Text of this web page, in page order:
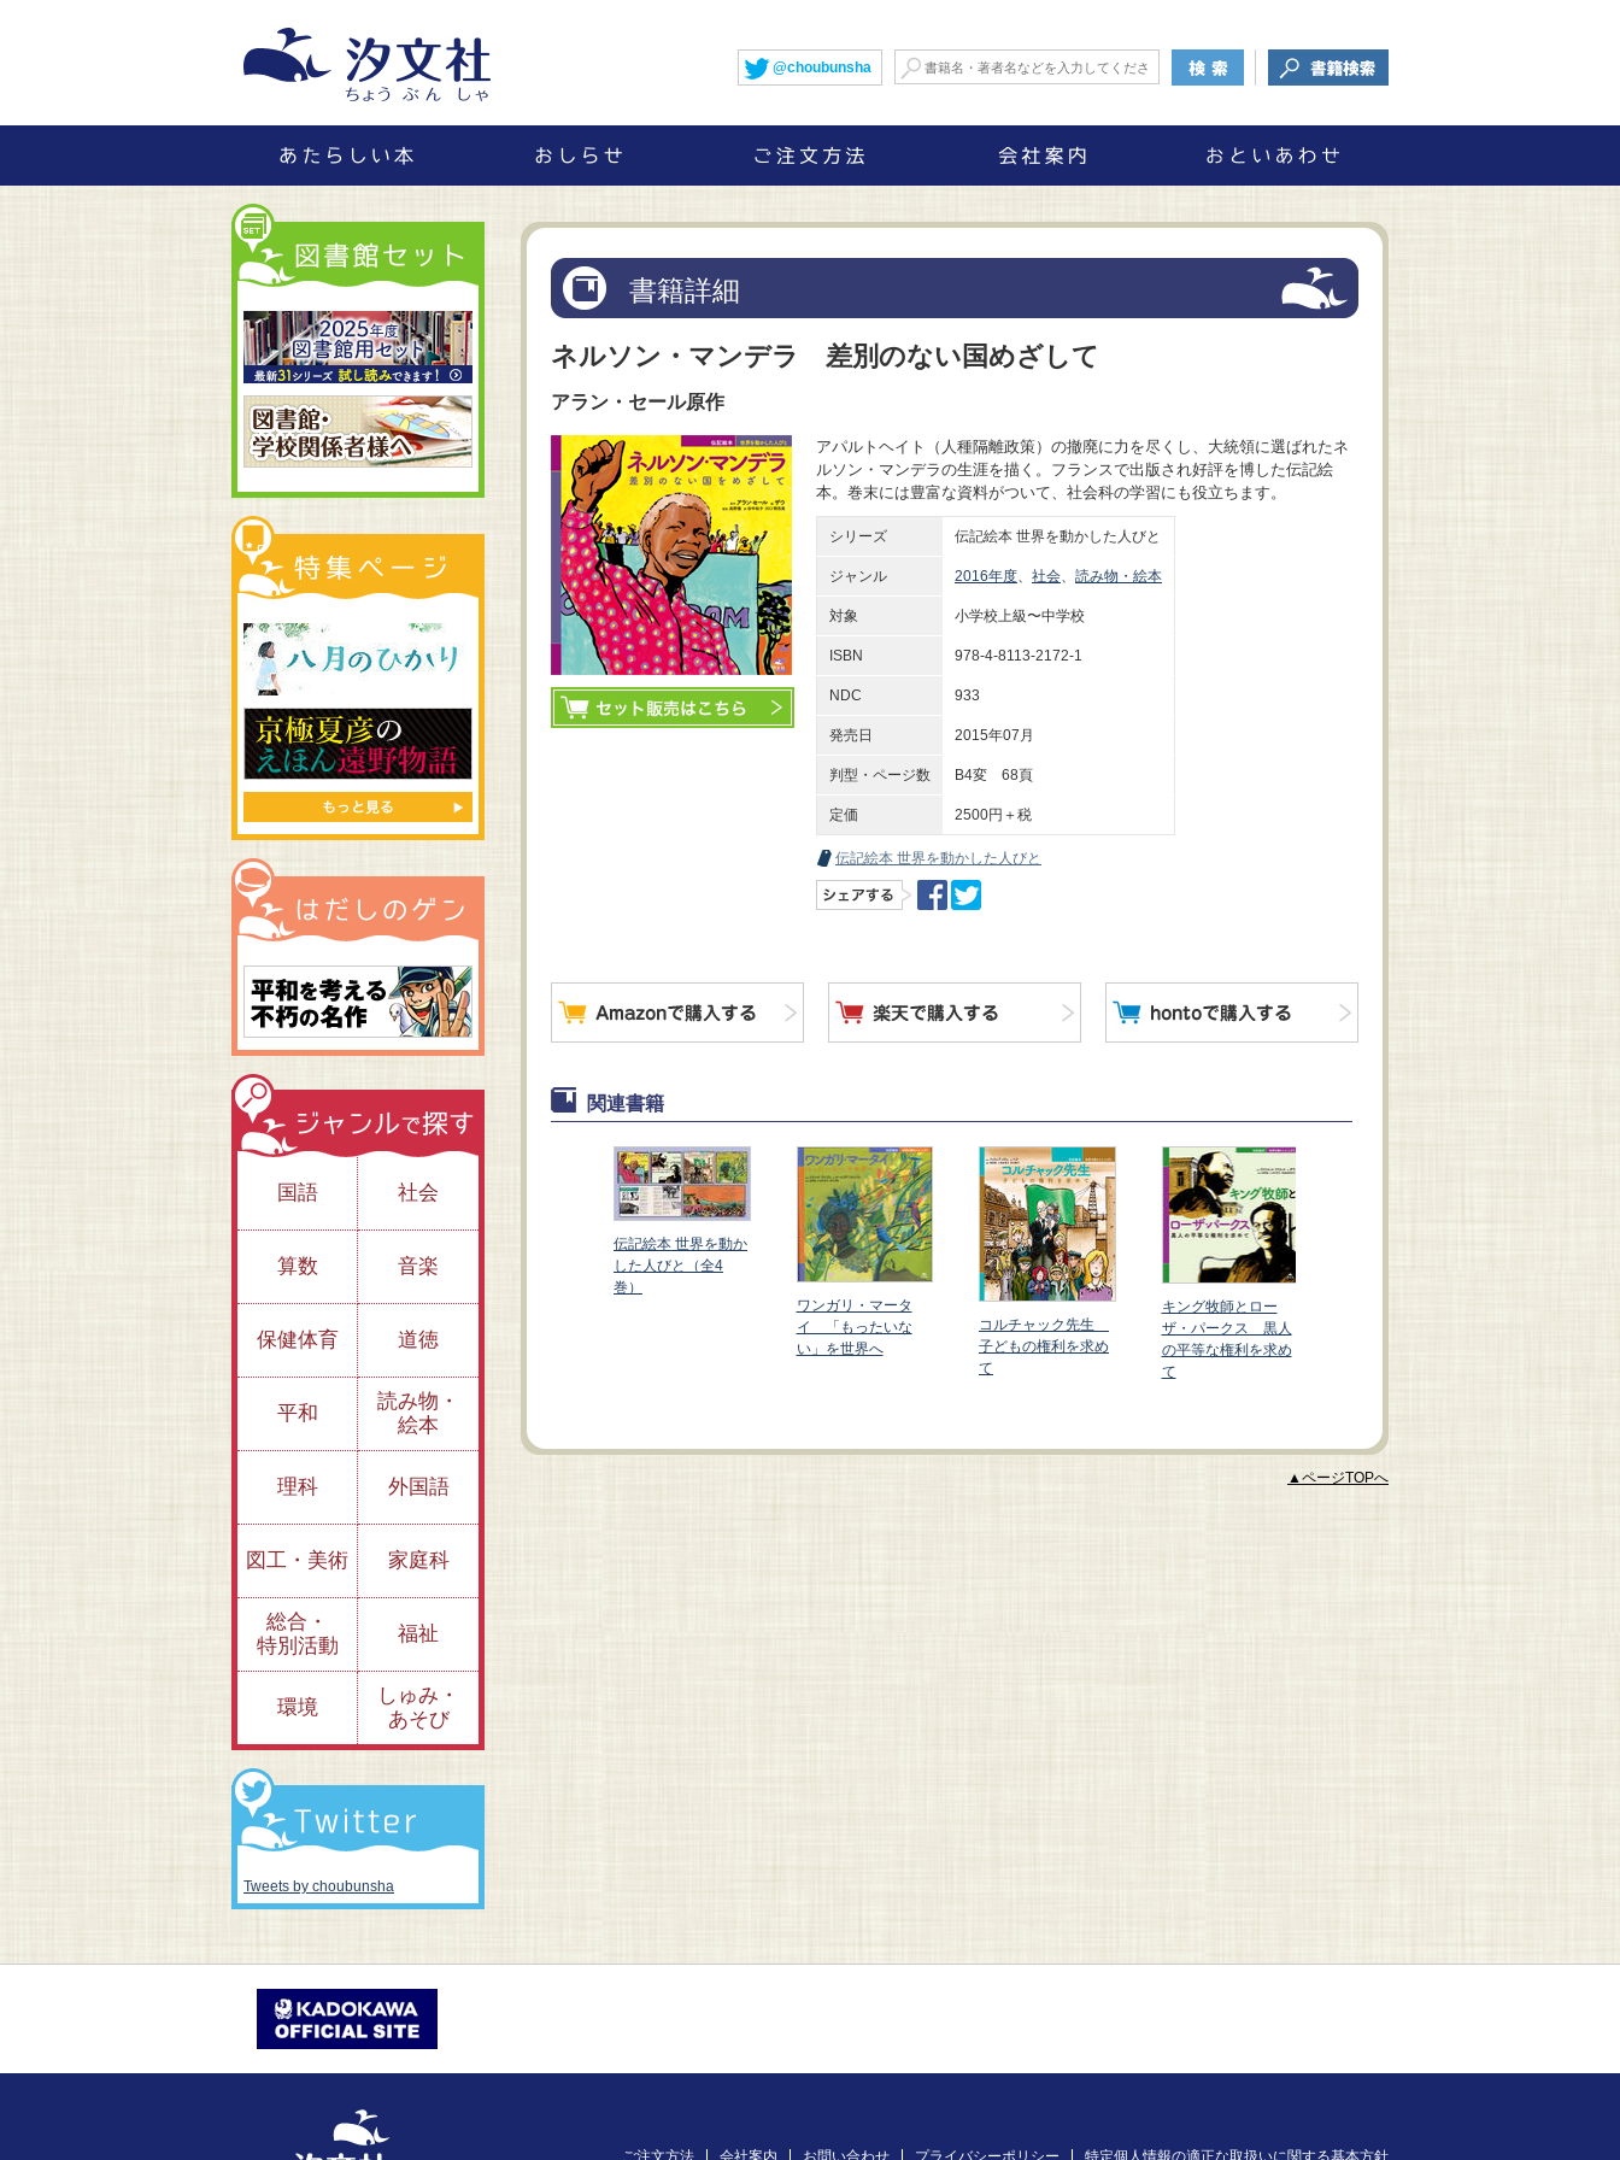
@choubunsha
書籍詳細
ネルソン・マンデラ 差別のない国めざして
アラン・セール原作
アパルトヘイト（人種隔離政策）の撤廃に力を尽くし、大統領に選ばれたネ
ルソン・マンデラの生涯を描く。フランスで出版され好評を博した伝記絵
本。巻末には豊富な資料がついて、社会科の学習にも役立ちます。
シリーズ 伝記絵本 世界を動かした人びと
ジャンル 2016年度、 社会、 読み物・絵本
対象 小学校上級〜中学校
ISBN 978-4-8113-2172-1
NDC 933
発売日 2015年07月
判型・ページ数 B4変 68頁
定価 2500円＋税
伝記絵本 世界を動かした人びと
関連書籍
コルチャック先生
子どもの権利を求め
キング牧師とロー
ザ・パークス 黒人
の平等な権利を求め
伝記絵本 世界を動か
した人びと（全4
巻）
ワンガリ・マータ
イ 「もったいな
い」を世界へ
コルチャック先生
子どもの権利を求め
て
キング牧師とロー
ザ・パークス 黒人
の平等な権利を求め
て
▲ページTOPへ
国語 社会
算数 音楽
保健体育 道徳
平和
読み物・
絵本
理科 外国語
図工・美術 家庭科
総合・
特別活動
福祉
環境
しゅみ・
あそび
Tweets by choubunsha